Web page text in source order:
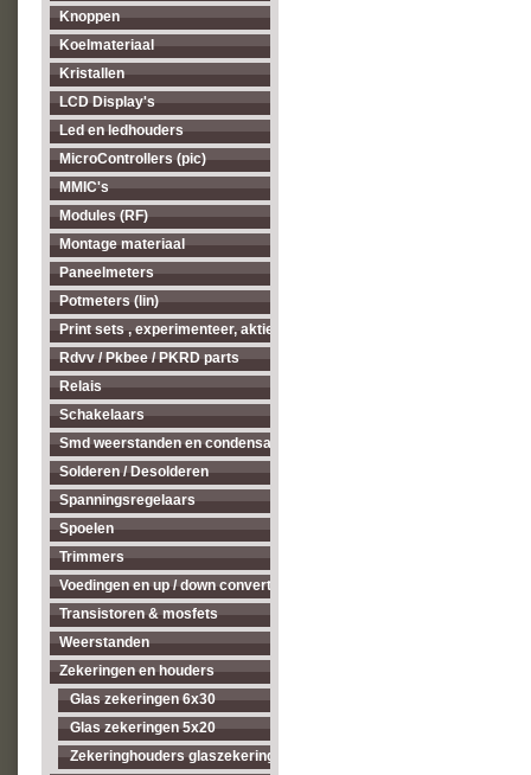
Knoppen
Koelmateriaal
Kristallen
LCD Display's
Led en ledhouders
MicroControllers (pic)
MMIC's
Modules (RF)
Montage materiaal
Paneelmeters
Potmeters (lin)
Print sets , experimenteer, aktieve antenne's enz...
Rdvv / Pkbee / PKRD parts
Relais
Schakelaars
Smd weerstanden en condensatoren
Solderen / Desolderen
Spanningsregelaars
Spoelen
Trimmers
Voedingen en up / down converters
Transistoren & mosfets
Weerstanden
Zekeringen en houders
Glas zekeringen 6x30
Glas zekeringen 5x20
Zekeringhouders glaszekeringen 5x20 en 6x30